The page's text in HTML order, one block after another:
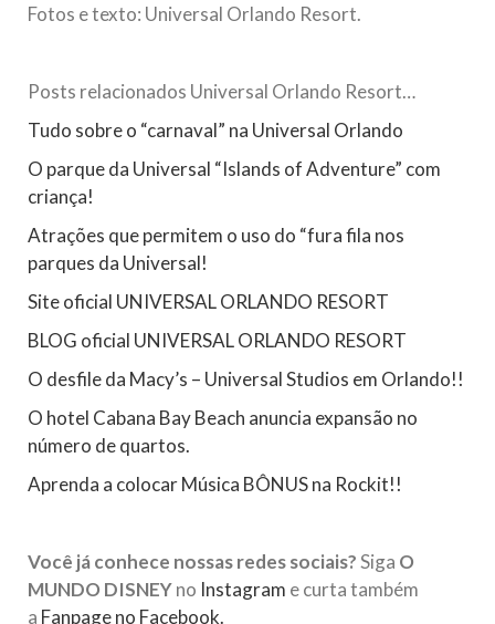
Fotos e texto: Universal Orlando Resort.
Posts relacionados Universal Orlando Resort…
Tudo sobre o “carnaval” na Universal Orlando
O parque da Universal “Islands of Adventure” com
criança!
Atrações que permitem o uso do “fura fila nos
parques da Universal!
Site oficial UNIVERSAL ORLANDO RESORT
BLOG oficial UNIVERSAL ORLANDO RESORT
O desfile da Macy’s – Universal Studios em Orlando!!
O hotel Cabana Bay Beach anuncia expansão no
número de quartos.
Aprenda a colocar Música BÔNUS na Rockit!!
Você já conhece nossas redes sociais?Siga O
MUNDO DISNEYno Instagram e curta também
a Fanpage no Facebook.